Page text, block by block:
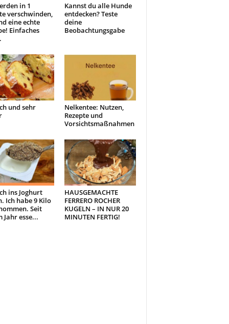
in 1
verschwinden,
eine echte
Einfaches
Kannst du alle Hunde
entdecken? Teste
deine
Beobachtungsgabe
und sehr
Nelkentee: Nutzen,
Rezepte und
Vorsichtsmaßnahmen
ins Joghurt
Ich habe 9 Kilo
Seit
Jahr esse...
HAUSGEMACHTE
FERRERO ROCHER
KUGELN – IN NUR 20
MINUTEN FERTIG!